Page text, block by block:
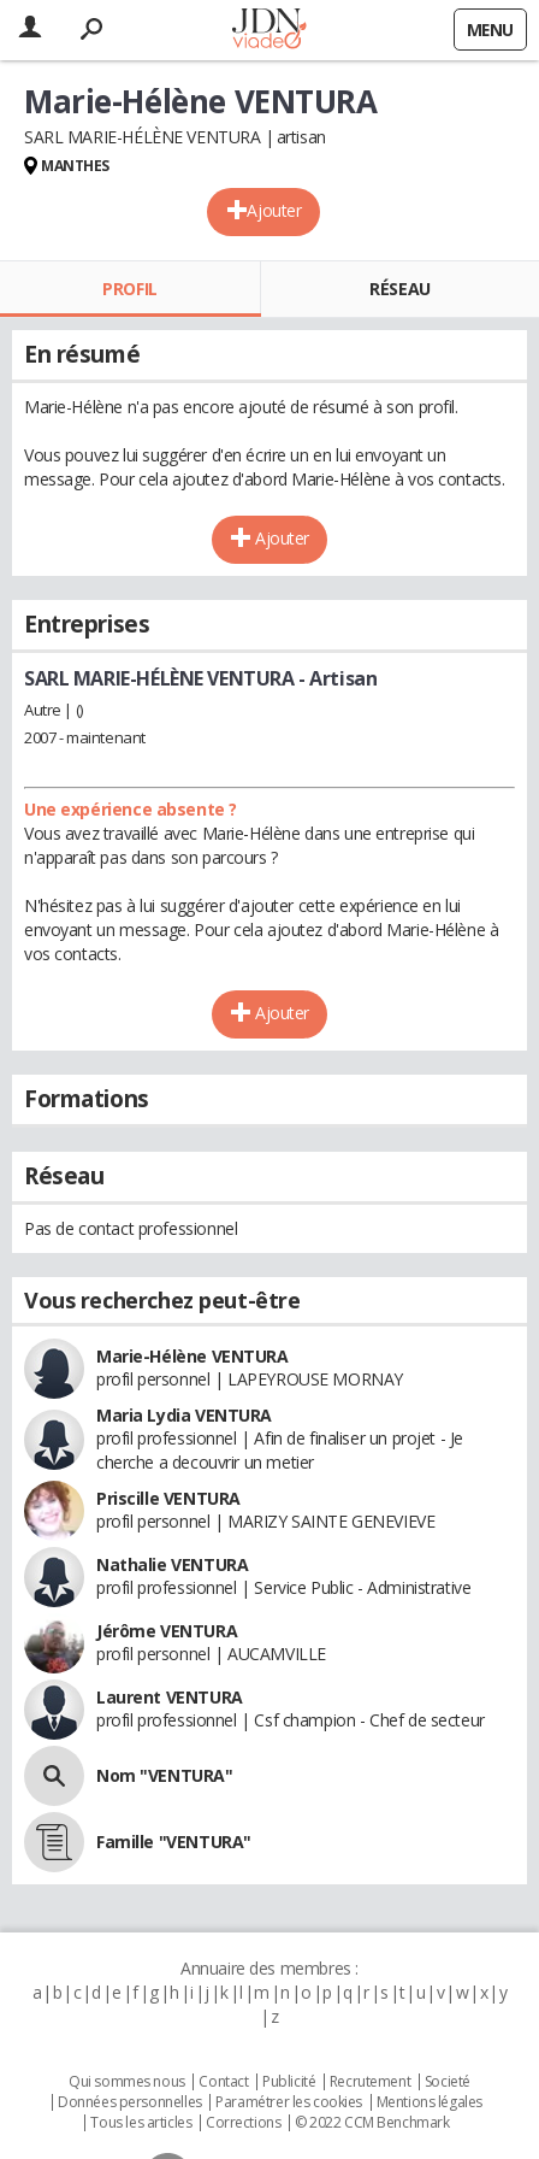
MENU
Ajouter
Marie-Hélène VENTURA
SARL MARIE-HÉLÈNE VENTURA artisan
MANTHES
PROFIL RÉSEAU
En résumé
Marie-Hélène n'a pas encore ajouté de résumé à son profil.
Vous pouvez lui suggérer d'en écrire un en lui envoyant un
message. Pour cela ajoutez d'abord Marie-Hélène à vos contacts.
Ajouter
Entreprises
SARL MARIE-HÉLÈNE VENTURA- Artisan
Autre | ()
2007 - maintenant
Une expérience absente ?
Vous avez travaillé avec Marie-Hélène dans une entreprise qui
n'apparaît pas dans son parcours ?
N'hésitez pas à lui suggérer d'ajouter cette expérience en lui
envoyant un message. Pour cela ajoutez d'abord Marie-Hélène à
vos contacts.
Ajouter
Formations
Réseau
Pas de contact professionnel
Vous recherchez peut-être
Marie-Hélène VENTURA
profil personnel | LAPEYROUSE MORNAY
Maria Lydia VENTURA
profil professionnel | Afin de finaliser un projet - Je
cherche a decouvrir un metier
Priscille VENTURA
profil personnel | MARIZY SAINTE GENEVIEVE
Nathalie VENTURA
profil professionnel | Service Public - Administrative
Jérôme VENTURA
profil personnel | AUCAMVILLE
Laurent VENTURA
profil professionnel | Csf champion - Chef de secteur
Nom "VENTURA"
Famille "VENTURA"
Annuaire des membres :
a b c d e f g h i j k l m n o p q r s t u v w x y
z
Qui sommes nous Contact Publicité Recrutement
Societé
Données personnelles
Paramétrer les cookies
Mentions légales
Tous les articles
Corrections © 2022 CCM Benchmark